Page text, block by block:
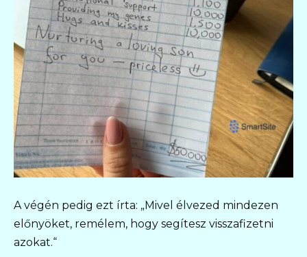
A végén pedig ezt írta: „Mivel élvezed mindezen
előnyöket, remélem, hogy segítesz visszafizetni
azokat.“